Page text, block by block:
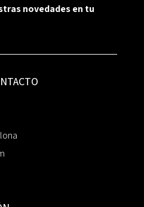
novedades en tu